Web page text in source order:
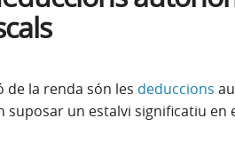
la renda són les deduccions
suposar un estalvi significatiu en